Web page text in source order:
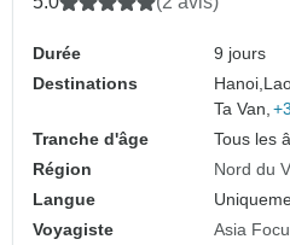
Durée
9 jours
Destinations
Hanoi,
Ta Van,
Tranche d'âge
Tous les
Région
Nord du
Langue
Voyagiste
Asia